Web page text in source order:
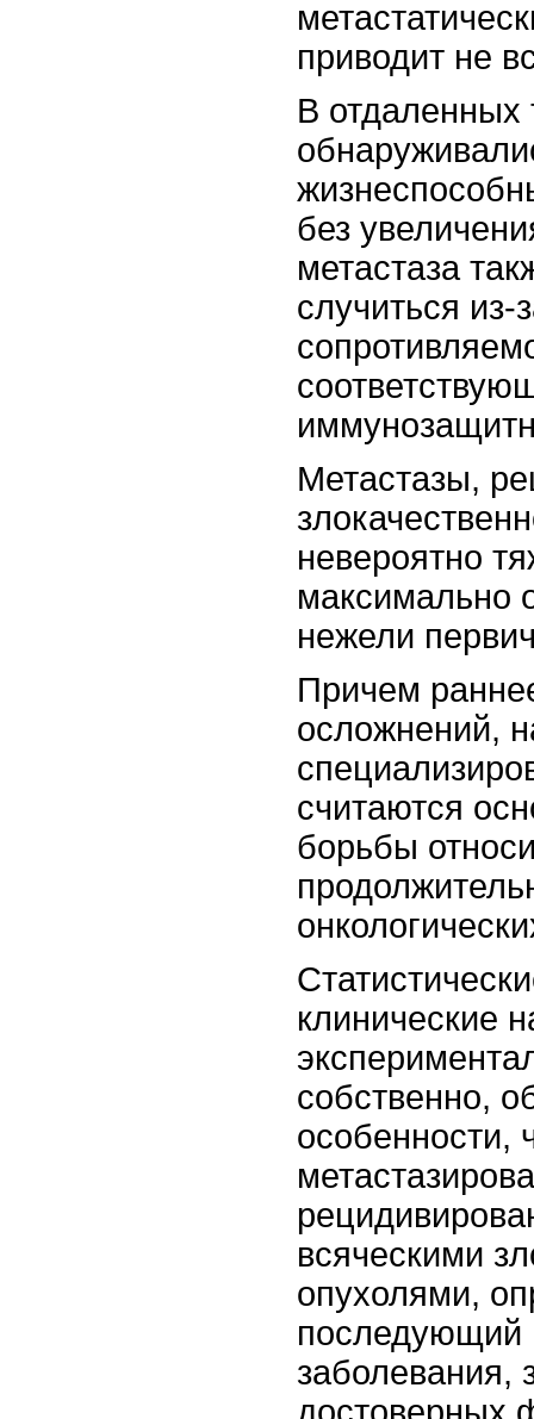
приводит не
В отдаленных
без
метастаза
случиться
Метастазы,
невероятно
максимально
нежели
Причем
осложнений,
считаются
борьбы
клинические
собственно,
особенности,
всяческими
опухолями,
последующий
заболевания,